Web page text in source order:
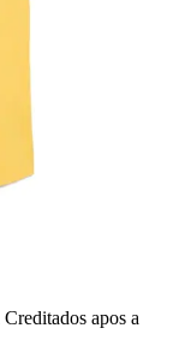
Creditados apos a